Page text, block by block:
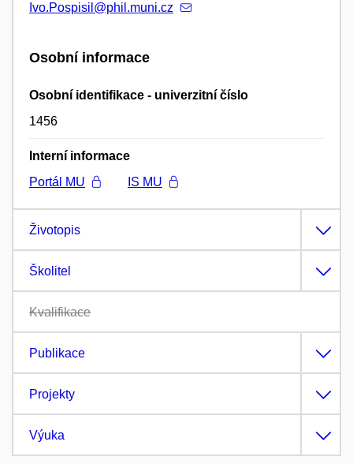
Ivo.Pospisil@phil.muni.cz
Osobní informace
Osobní identifikace - univerzitní číslo
1456
Interní informace
Portál MU
IS MU
Životopis
Školitel
Kvalifikace
Publikace
Projekty
Výuka